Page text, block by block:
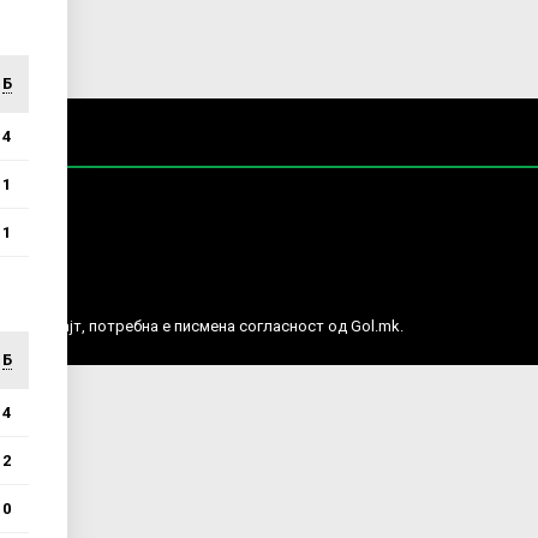
Б
4
1
1
Б
4
2
0
веб сајт, потребна е писмена согласност од Gol.mk.